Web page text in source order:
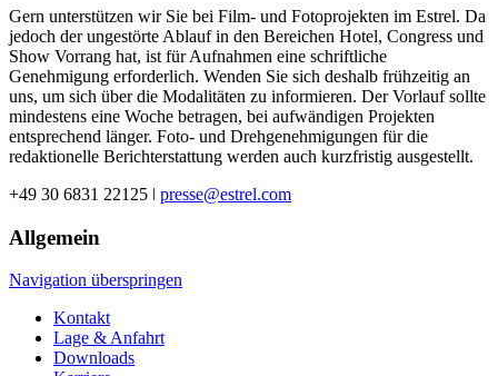
Gern unterstützen wir Sie bei Film- und Fotoprojekten im Estrel. Da
jedoch der ungestörte Ablauf in den Bereichen Hotel, Congress und
Show Vorrang hat, ist für Aufnahmen eine schriftliche
Genehmigung erforderlich. Wenden Sie sich deshalb frühzeitig an
uns, um sich über die Modalitäten zu informieren. Der Vorlauf sollte
mindestens eine Woche betragen, bei aufwändigen Projekten
entsprechend länger. Foto- und Drehgenehmigungen für die
redaktionelle Berichterstattung werden auch kurzfristig ausgestellt.
+49 30 6831 22125 ǀ presse@estrel.com
Allgemein
Navigation überspringen
Kontakt
Lage & Anfahrt
Downloads